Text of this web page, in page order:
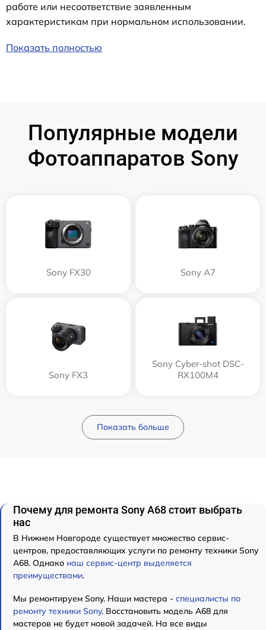
работе или несоответствие заявленным
характеристикам при нормальном использовании.
Показать полностью
Популярные модели
Фотоаппаратов Sony
Sony FX30 Sony A7
Sony FX3
Sony Cyber-shot DSC-
RX100M4
Показать больше
Почему для ремонта Sony A68 стоит выбрать
нас
В Нижнем Новгороде существует множество сервис-
центров, предоставляющих услуги по ремонту техники Sony
A68. Однако наш сервис-центр выделяется
преимуществами.
Мы ремонтируем Sony. Наши мастера - специалисты по
ремонту техники Sony. Восстановить модель A68 для
мастеров не будет новой задачей. На все виды